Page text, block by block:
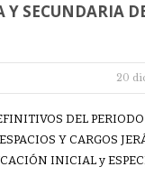
Y SECUNDARIA
20
DEL
Y CARGOS
INICIAL y